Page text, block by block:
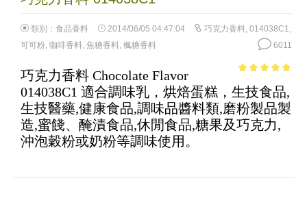
類別： 食品香料 2014/06/05 04:47:04 巧克力香料, 014038C1,
可可粉, 咖啡香料, 焦糖香料, 楓糖香料 6011
5
巧克力香料 Chocolate Flavor
014038C1 適合調味乳，烘焙蛋糕，生技食品,
生技醫藥,健康食品,調味品醬料類,磨粉製品製
造,蜜餞、醃漬食品,休閒食品,糖果及巧克力,
沖泡穀粉或奶粉等調味使用。